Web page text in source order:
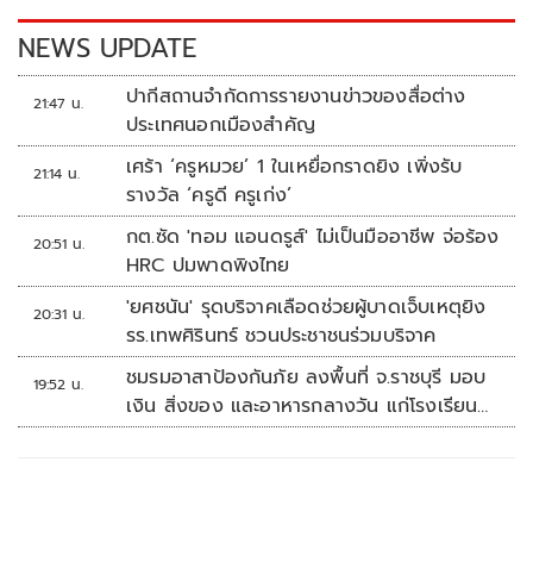
k k
NEWS UPDATE
21:47 น.
ปากีสถานจำกัดการรายงานข่าวของสื่อต่าง
ประเทศนอกเมืองสำคัญ
21:14 น.
เศร้า ‘ครูหมวย’ 1 ในเหยื่อกราดยิง เพิ่งรับ
รางวัล ‘ครูดี ครูเก่ง’
20:51 น.
กต.ซัด 'ทอม แอนดรูส์' ไม่เป็นมืออาชีพ จ่อร้อง
HRC ปมพาดพิงไทย
20:31 น.
'ยศชนัน' รุดบริจาคเลือดช่วยผู้บาดเจ็บเหตุยิง
รร.เทพศิรินทร์ ชวนประชาชนร่วมบริจาค
19:52 น.
ชมรมอาสาป้องกันภัย ลงพื้นที่ จ.ราชบุรี มอบ
เงิน สิ่งของ และอาหารกลางวัน แก่โรงเรียน
บ้านหนองน้ำใส